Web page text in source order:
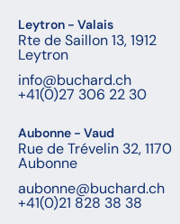
Leytron - Valais
Rte de Saillon 13, 1912
Leytron
info@buchard.ch
+41(0)27 306 22 30
Aubonne - Vaud
Rue de Trévelin 32, 1170
Aubonne
aubonne@buchard.ch
+41(0)21 828 38 38